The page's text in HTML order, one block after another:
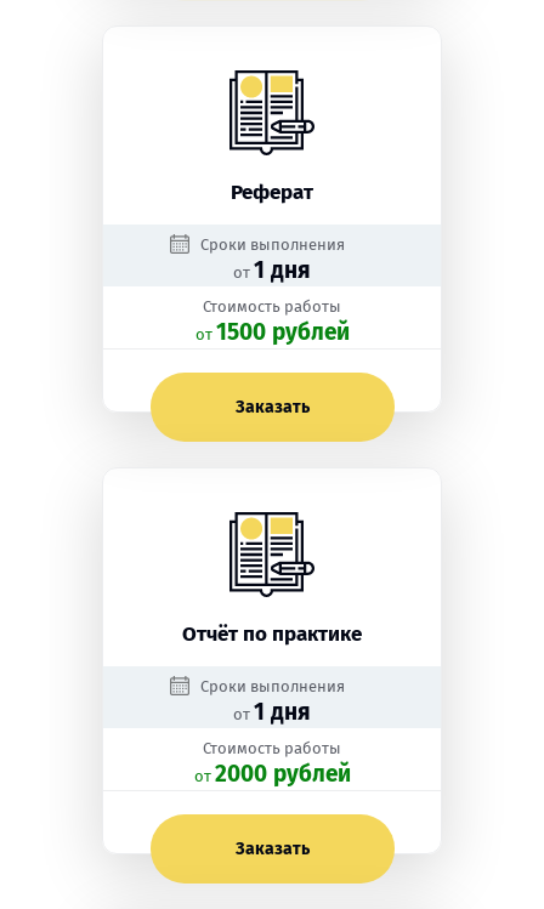
Реферат
Сроки выполнения
от 1 дня
Стоимость работы
oт 1500 рублей
Заказать
Отчёт по практике
Сроки выполнения
от 1 дня
Стоимость работы
oт 2000 рублей
Заказать